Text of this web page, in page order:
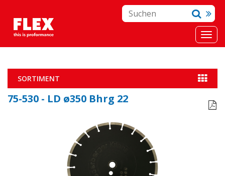
SORTIMENT
75-530 - LD ø350 Bhrg 22 